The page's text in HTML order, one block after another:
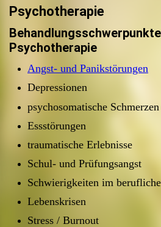
Psychotherapie
Psychotherapie
Angst- und Panikstörungen
Depressionen
psychosomatische
Essstörungen
traumatische Erlebnisse
Schul- und Prüfungsangst
Schwierigkeiten im
Lebenskrisen
Stress / Burnout